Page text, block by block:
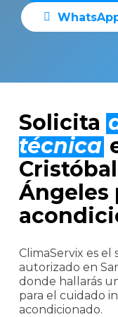
WhatsAp
Solicita
técnica
Ángeles
ClimaServix es
autorizado en
donde hallarás
para el cuidado
acondicionado.